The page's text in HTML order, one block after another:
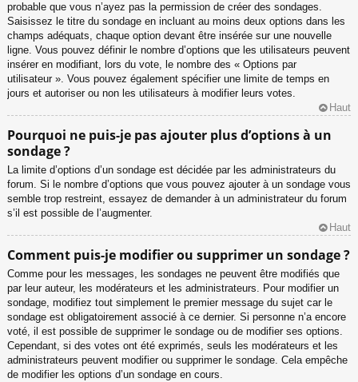
probable que vous n’ayez pas la permission de créer des sondages.
Saisissez le titre du sondage en incluant au moins deux options dans les
champs adéquats, chaque option devant être insérée sur une nouvelle
ligne. Vous pouvez définir le nombre d’options que les utilisateurs peuvent
insérer en modifiant, lors du vote, le nombre des « Options par
utilisateur ». Vous pouvez également spécifier une limite de temps en
jours et autoriser ou non les utilisateurs à modifier leurs votes.
Haut
Pourquoi ne puis-je pas ajouter plus d’options à un
sondage ?
La limite d’options d’un sondage est décidée par les administrateurs du
forum. Si le nombre d’options que vous pouvez ajouter à un sondage vous
semble trop restreint, essayez de demander à un administrateur du forum
s’il est possible de l’augmenter.
Haut
Comment puis-je modifier ou supprimer un sondage ?
Comme pour les messages, les sondages ne peuvent être modifiés que
par leur auteur, les modérateurs et les administrateurs. Pour modifier un
sondage, modifiez tout simplement le premier message du sujet car le
sondage est obligatoirement associé à ce dernier. Si personne n’a encore
voté, il est possible de supprimer le sondage ou de modifier ses options.
Cependant, si des votes ont été exprimés, seuls les modérateurs et les
administrateurs peuvent modifier ou supprimer le sondage. Cela empêche
de modifier les options d’un sondage en cours.